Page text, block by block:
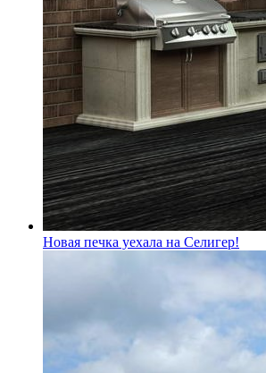
Новая печка уехала на Селигер!